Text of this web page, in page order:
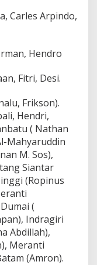
Carles Arpindo,
Hendro
Fitri, Desi.
Frikson).
Hendri,
( Nathan
Mahyaruddin
M. Sos),
Siantar
(Ropinus
(
Indragiri
Abdillah),
Meranti
(Amron).